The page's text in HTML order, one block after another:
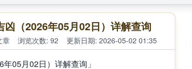
（2026年05月02日）详解查询
章 浏览次数: 92 更新日期: 2026-05-02 01:35
05月02日）详解查询」